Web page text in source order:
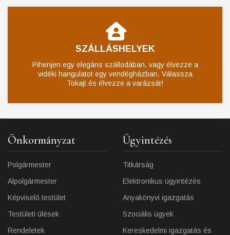
SZÁLLÁSHELYEK
Pihenjen egy elegáns szállodában, vagy élvezze a
vidéki hangulatot egy vendégházban. Válassza
Tokajt és élvezze a varázsát!
Önkormányzat
Polgármester
Alpolgármester
Képviselő testület
Testületi ülések
Rendeletek
Ügyintézés
Titkárság
Elektronikus ügyintézés
Anyakönyvi igazgatás
Szociális ügyek
Kereskedelmi igazgatás és